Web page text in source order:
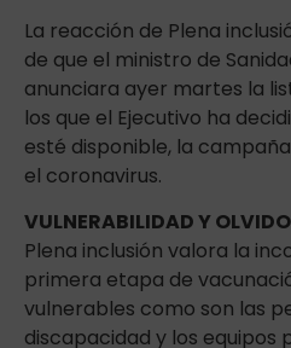
La reacción de Plena
de que el ministro de
anunciara ayer martes la
los que el Ejecutivo ha
esté disponible, la
el coronavirus.
VULNERABILIDAD Y OLVIDO
Plena inclusión valora la
primera etapa de
vulnerables como son las
discapacidad y los equipos